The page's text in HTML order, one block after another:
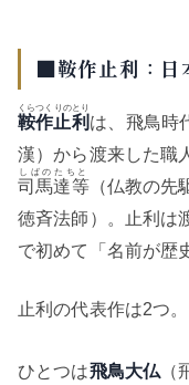
■鞍作止利：日
鞍作止利
くらつくりのとり
は、飛鳥時
漢）から渡来した職
司馬達等
しばのたちと
（仏教の先
徳斉法師）。止利は
で初めて「名前が歴
止利の代表作は2つ。
ひとつは飛鳥大仏 （